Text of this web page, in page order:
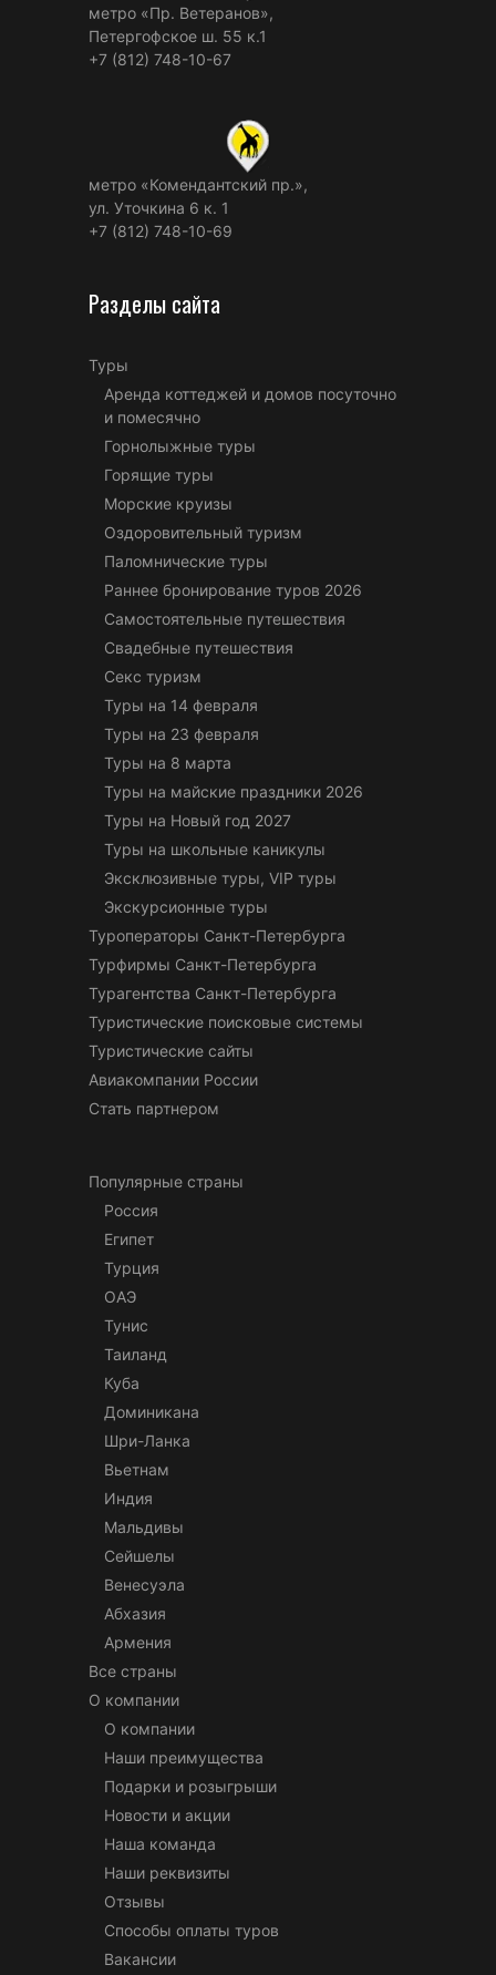
метро «Пр. Ветеранов»,
Петергофское ш. 55 к.1
+7 (812) 748-10-67
метро «Комендантский пр.»,
ул. Уточкина 6 к. 1
+7 (812) 748-10-69
Разделы сайта
Туры
Аренда коттеджей и домов посуточно
и помесячно
Горнолыжные туры
Горящие туры
Морские круизы
Оздоровительный туризм
Паломнические туры
Раннее бронирование туров 2026
Самостоятельные путешествия
Свадебные путешествия
Секс туризм
Туры на 14 февраля
Туры на 23 февраля
Туры на 8 марта
Туры на майские праздники 2026
Туры на Новый год 2027
Туры на школьные каникулы
Эксклюзивные туры, VIP туры
Экскурсионные туры
Туроператоры Санкт-Петербурга
Турфирмы Санкт-Петербурга
Турагентства Санкт-Петербурга
Туристические поисковые системы
Туристические сайты
Авиакомпании России
Стать партнером
Популярные страны
Россия
Египет
Турция
ОАЭ
Тунис
Таиланд
Куба
Доминикана
Шри-Ланка
Вьетнам
Индия
Мальдивы
Сейшелы
Венесуэла
Абхазия
Армения
Все страны
О компании
О компании
Наши преимущества
Подарки и розыгрыши
Новости и акции
Наша команда
Наши реквизиты
Отзывы
Способы оплаты туров
Вакансии